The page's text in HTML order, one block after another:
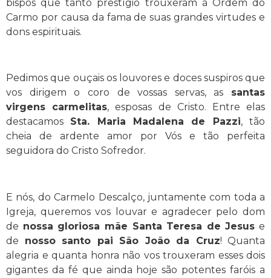
bispos que tanto prestígio trouxeram à Ordem do
Carmo por causa da fama de suas grandes virtudes e
dons espirituais.
Pedimos que ouçais os louvores e doces suspiros que
vos dirigem o coro de vossas servas, as santas
virgens carmelitas, esposas de Cristo. Entre elas
destacamos Sta. Maria Madalena de Pazzi, tão
cheia de ardente amor por Vós e tão perfeita
seguidora do Cristo Sofredor.
E nós, do Carmelo Descalço, juntamente com toda a
Igreja, queremos vos louvar e agradecer pelo dom
de nossa gloriosa mãe Santa Teresa de Jesus e
de nosso santo pai São João da Cruz! Quanta
alegria e quanta honra não vos trouxeram esses dois
gigantes da fé que ainda hoje são potentes faróis a